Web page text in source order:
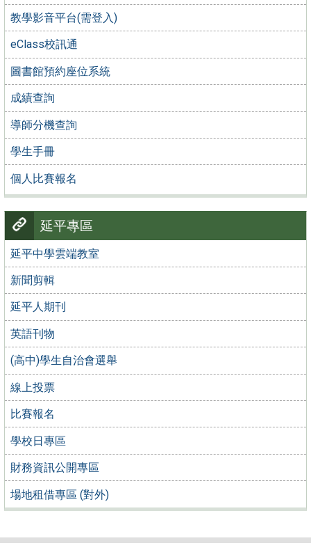
教學影音平台(需登入)
eClass校訊通
圖書館預約座位系統
成績查詢
導師分機查詢
學生手冊
個人比賽報名
延平專區
延平中學雲端教室
新聞剪輯
延平人期刊
英語刊物
(高中)學生自治會選舉
線上投票
比賽報名
學校日專區
財務資訊公開專區
場地租借專區 (對外)